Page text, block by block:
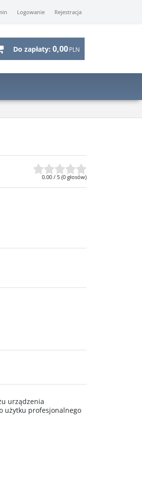
Logowanie Rejestracja
Do zapłaty: 0,00PLN
0.00 / 5 (0 głosów)
urządzenia
użytku profesjonalnego